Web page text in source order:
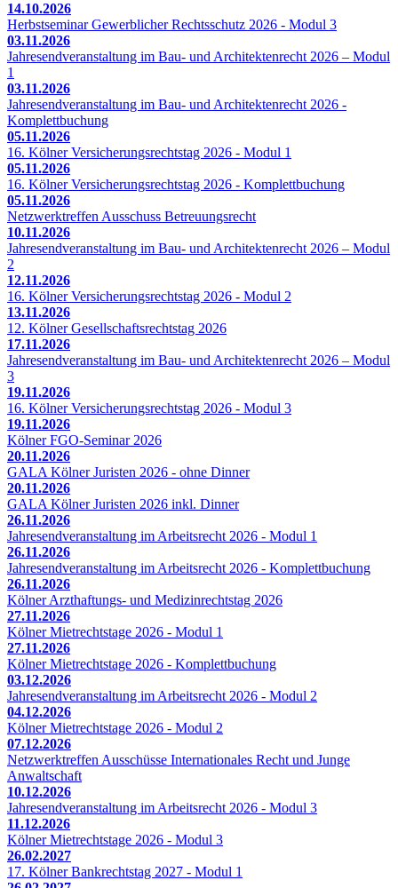
14.10.2026
Herbstseminar Gewerblicher Rechtsschutz 2026 - Modul 3
03.11.2026
Jahresendveranstaltung im Bau- und Architektenrecht 2026 – Modul
1
03.11.2026
Jahresendveranstaltung im Bau- und Architektenrecht 2026 -
Komplettbuchung
05.11.2026
16. Kölner Versicherungsrechtstag 2026 - Modul 1
05.11.2026
16. Kölner Versicherungsrechtstag 2026 - Komplettbuchung
05.11.2026
Netzwerktreffen Ausschuss Betreuungsrecht
10.11.2026
Jahresendveranstaltung im Bau- und Architektenrecht 2026 – Modul
2
12.11.2026
16. Kölner Versicherungsrechtstag 2026 - Modul 2
13.11.2026
12. Kölner Gesellschaftsrechtstag 2026
17.11.2026
Jahresendveranstaltung im Bau- und Architektenrecht 2026 – Modul
3
19.11.2026
16. Kölner Versicherungsrechtstag 2026 - Modul 3
19.11.2026
Kölner FGO-Seminar 2026
20.11.2026
GALA Kölner Juristen 2026 - ohne Dinner
20.11.2026
GALA Kölner Juristen 2026 inkl. Dinner
26.11.2026
Jahresendveranstaltung im Arbeitsrecht 2026 - Modul 1
26.11.2026
Jahresendveranstaltung im Arbeitsrecht 2026 - Komplettbuchung
26.11.2026
Kölner Arzthaftungs- und Medizinrechtstag 2026
27.11.2026
Kölner Mietrechtstage 2026 - Modul 1
27.11.2026
Kölner Mietrechtstage 2026 - Komplettbuchung
03.12.2026
Jahresendveranstaltung im Arbeitsrecht 2026 - Modul 2
04.12.2026
Kölner Mietrechtstage 2026 - Modul 2
07.12.2026
Netzwerktreffen Ausschüsse Internationales Recht und Junge
Anwaltschaft
10.12.2026
Jahresendveranstaltung im Arbeitsrecht 2026 - Modul 3
11.12.2026
Kölner Mietrechtstage 2026 - Modul 3
26.02.2027
17. Kölner Bankrechtstag 2027 - Modul 1